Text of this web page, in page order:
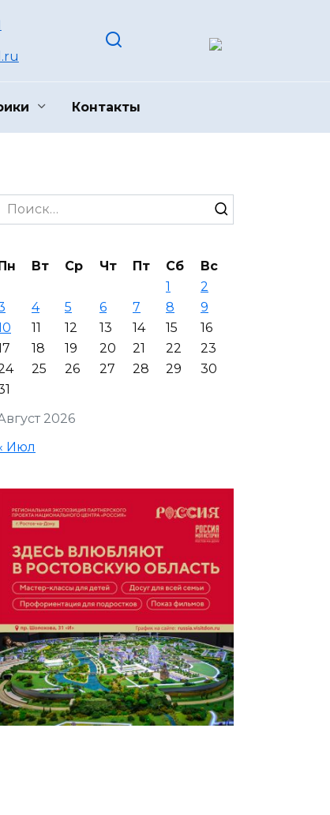
Контакты
Search
2026
Вт Ср Чт Пт Сб
Вс
1
2
4 5 6 7 8
9
11 12 13 14 15
16
18 19 20 21 22
23
25 26 27 28 29
30
Июл